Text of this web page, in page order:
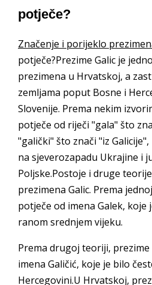
potječe?
Značenje i porijeklo
potječe?Prezime Galic je
prezimena u Hrvatskoj, a
zemljama poput Bosne i
Slovenije. Prema nekim
potječe od riječi "gala" što
"galički" što znači "iz
na sjeverozapadu Ukrajine i
Poljske.Postoje i druge
prezimena Galic. Prema
potječe od imena Galek,
ranom srednjem vijeku.
Prema drugoj teoriji, prezime
imena Galičić, koje je bilo
Hercegovini.U Hrvatskoj,